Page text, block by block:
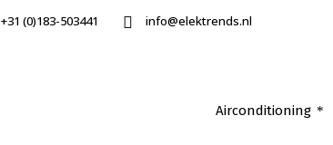
+31 (0)183-503441 info@elektrends.nl
Airconditioning